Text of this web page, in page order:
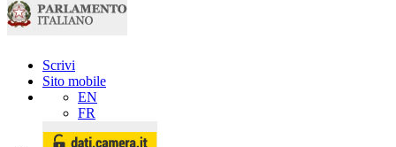
Scrivi
Sito mobile
EN
FR